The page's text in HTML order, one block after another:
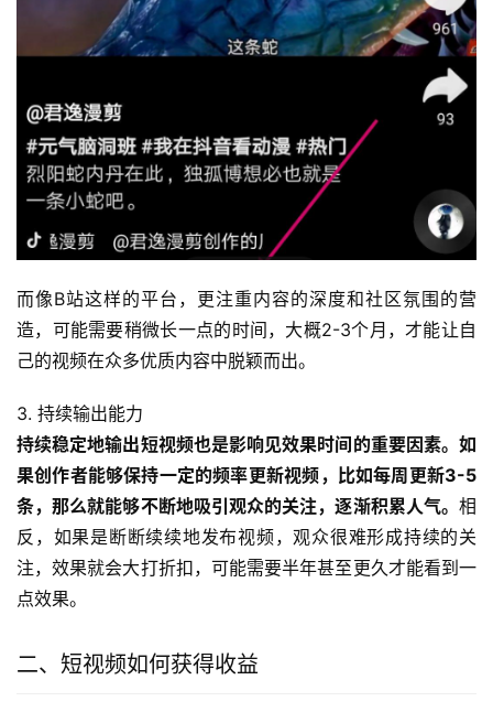
而像B站这样的平台，更注重内容的深度和社区氛围的营
造，可能需要稍微长一点的时间，大概2-3个月，才能让自
己的视频在众多优质内容中脱颖而出。
3. 持续输出能力
持续稳定地输出短视频也是影响见效果时间的重要因素。如
果创作者能够保持一定的频率更新视频，比如每周更新3-5
条，那么就能够不断地吸引观众的关注，逐渐积累人气。 相
反，如果是断断续续地发布视频，观众很难形成持续的关
注，效果就会大打折扣，可能需要半年甚至更久才能看到一
点效果。
二、短视频如何获得收益